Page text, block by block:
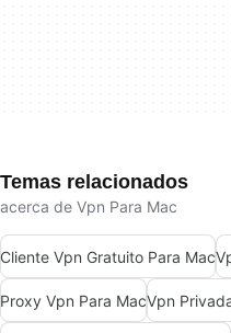
Temas relacionados
acerca de Vpn Para Mac
Cliente Vpn Gratuito Para Mac
Proxy Vpn Para MacVpn